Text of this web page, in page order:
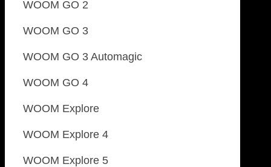
WOOM GO 2
WOOM GO 3
WOOM GO 3 Automagic
WOOM GO 4
WOOM Explore
WOOM Explore 4
WOOM Explore 5